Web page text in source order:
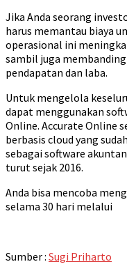
Jika Anda seorang
harus memantau biaya
operasional ini
sambil juga
pendapatan dan laba.
Untuk mengelola
dapat menggunakan
Online. Accurate Online
berbasis cloud yang
sebagai software
turut sejak 2016.
Anda bisa mencoba
selama 30 hari melalui
Sumber : Sugi Priharto